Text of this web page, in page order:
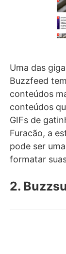
Uma das
Buzzfeed
conteúdos
conteúdos
GIFs de
Furacão, a
pode ser
formatar
2.